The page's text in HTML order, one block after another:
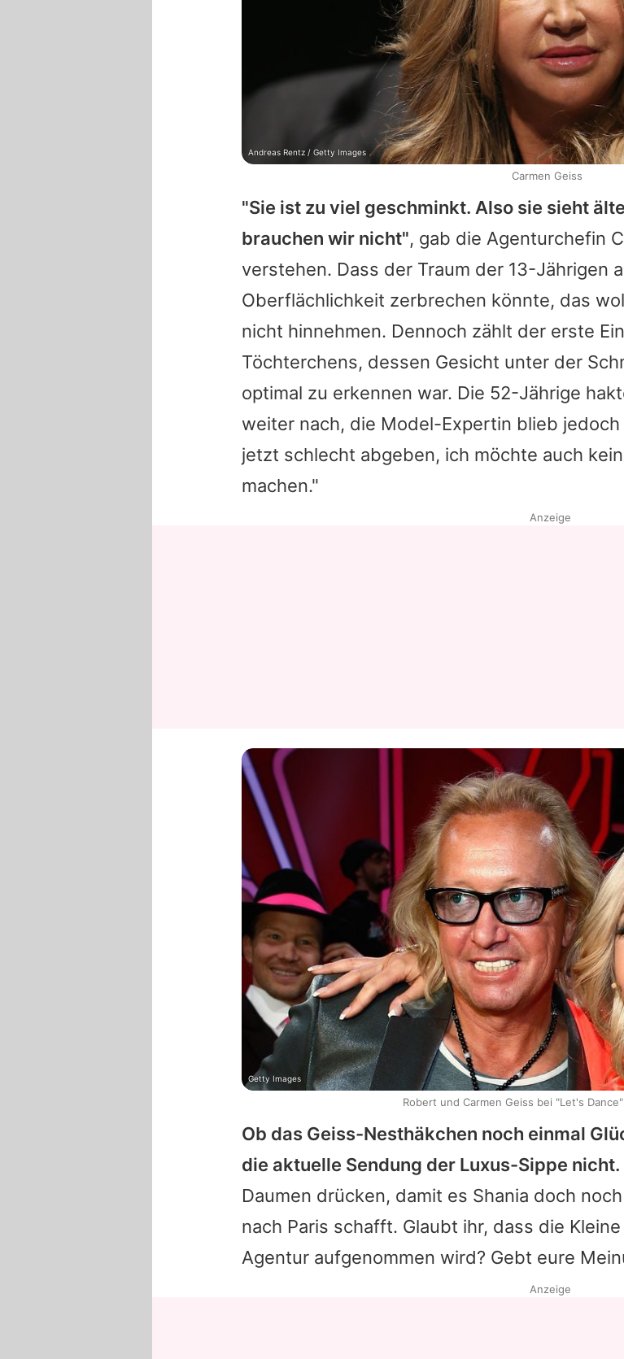
"Sie ist zu viel geschminkt. Also sie sieht
brauchen wir nicht", gab die Agenturchefin
verstehen. Dass der Traum der 13-Jährigen
Oberflächlichkeit zerbrechen könnte, das
nicht hinnehmen. Dennoch zählt der erste
Töchterchens, dessen Gesicht unter der
optimal zu erkennen war. Die 52-Jährige
weiter nach, die Model-Expertin blieb
jetzt schlecht abgeben, ich möchte auch
machen."
Ob das Geiss-Nesthäkchen noch einmal
die aktuelle Sendung der Luxus-Sippe nicht.
Daumen drücken, damit es Shania doch
nach Paris schafft. Glaubt ihr, dass die
Agentur aufgenommen wird? Gebt eure
Andreas Rentz / Getty Images
Carmen Geiss
Anzeige
Getty Images
Robert und Carmen Geiss bei "Let's
Anzeige